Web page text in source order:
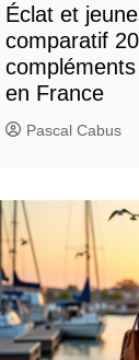
Éclat et
comparatif
en France
Pascal Cabus